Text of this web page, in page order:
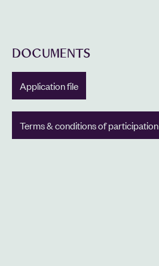
DOCUMENTS
Application file
Terms & conditions of participation